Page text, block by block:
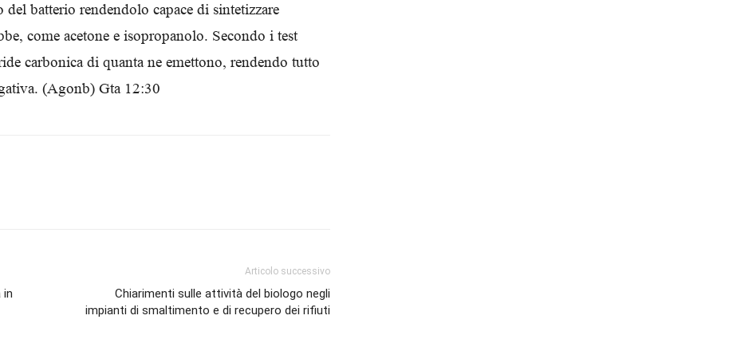
batterio rendendolo capace di sintetizzare
come acetone e isopropanolo. Secondo i test
carbonica di quanta ne emettono, rendendo tutto
(Agonb) Gta 12:30
in
Articolo successivo
Chiarimenti sulle attività del biologo negli
impianti di smaltimento e di recupero dei rifiuti